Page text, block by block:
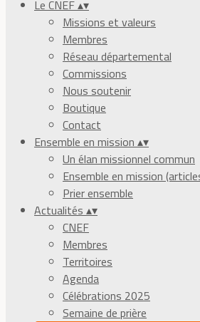
Le CNEF▴▾
Missions et valeurs
Membres
Réseau départemental
Commissions
Nous soutenir
Boutique
Contact
Ensemble en mission ▴▾
Un élan missionnel commun
Ensemble en mission
Prier ensemble
Actualités ▴▾
CNEF
Membres
Territoires
Agenda
Célébrations 2025
Semaine de prière